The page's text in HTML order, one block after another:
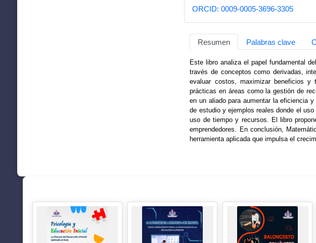
ORCID: 0009-0005-3696-3305
Resumen Palabras clave
Este libro analiza el papel fundamental
través de conceptos como derivadas,
evaluar costos, maximizar beneficios y
prácticas en áreas como la gestión de
en un aliado para aumentar la eficiencia
de estudio y ejemplos reales donde el
uso de tiempo y recursos. El libro
emprendedores. En conclusión,
herramienta aplicada que impulsa el